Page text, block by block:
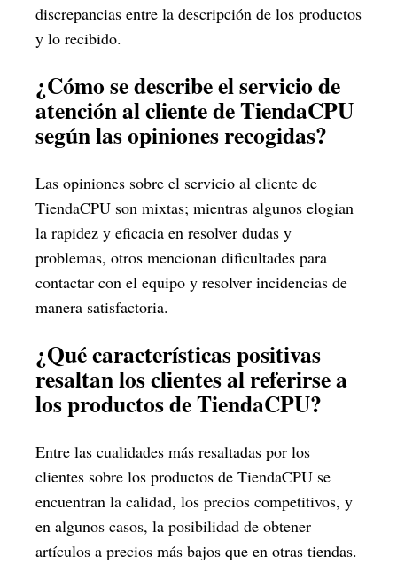
discrepancias entre la descripción de los productos
y lo recibido.
¿Cómo se describe el servicio de
atención al cliente de TiendaCPU
según las opiniones recogidas?
Las opiniones sobre el servicio al cliente de
TiendaCPU son mixtas; mientras algunos elogian
la rapidez y eficacia en resolver dudas y
problemas, otros mencionan dificultades para
contactar con el equipo y resolver incidencias de
manera satisfactoria.
¿Qué características positivas
resaltan los clientes al referirse a
los productos de TiendaCPU?
Entre las cualidades más resaltadas por los
clientes sobre los productos de TiendaCPU se
encuentran la calidad, los precios competitivos, y
en algunos casos, la posibilidad de obtener
artículos a precios más bajos que en otras tiendas.